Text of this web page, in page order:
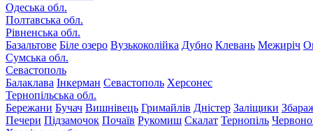
Одеська обл.
Полтавська обл.
Рівненська обл.
Базальтове Біле озеро Вузькоколійка Дубно Клевань Межиріч
Сумська обл.
Севастополь
Балаклава Інкерман Севастополь Херсонес
Тернопільська обл.
Бережани Бучач Вишнівець Гримайлів Дністер Заліщики
Печери Підзамочок Почаїв Рукомиш Скалат Тернопіль